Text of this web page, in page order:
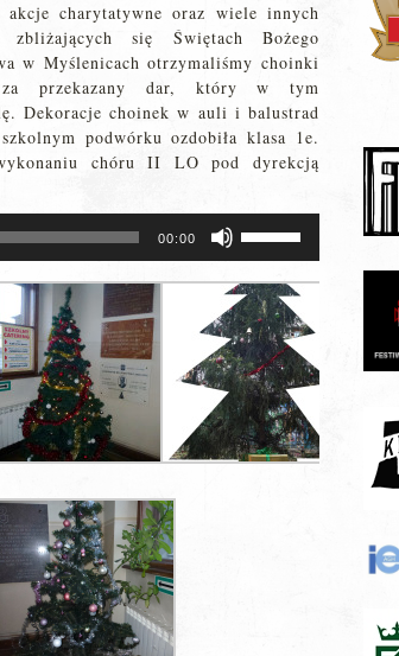
charytatywne oraz wiele innych
zbliżających się Świętach Bożego
w Myślenicach otrzymaliśmy choinki
za przekazany dar, który w tym
Dekoracje choinek w auli i balustrad
podwórku ozdobiła klasa 1e.
chóru II LO pod dyrekcją
00:00
góry
oraz
do
dołu
aby
zwiększyć
lub